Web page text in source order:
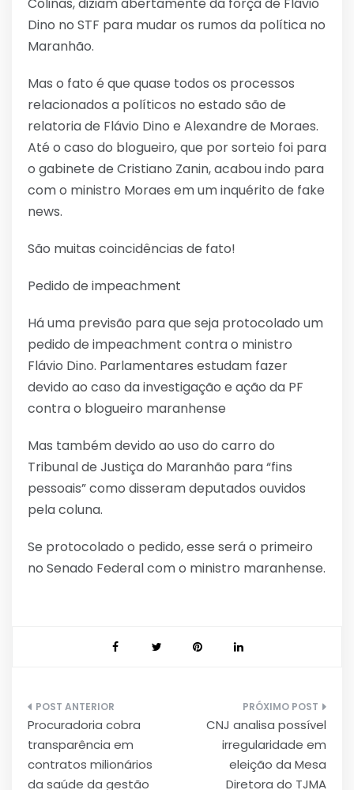
Dino no STF para mudar os rumos da política no
Maranhão.
Mas o fato é que quase todos os processos
relacionados a políticos no estado são de
relatoria de Flávio Dino e Alexandre de Moraes.
Até o caso do blogueiro, que por sorteio foi para
o gabinete de Cristiano Zanin, acabou indo para
com o ministro Moraes em um inquérito de fake
news.
São muitas coincidências de fato!
Pedido de impeachment
Há uma previsão para que seja protocolado um
pedido de impeachment contra o ministro
Flávio Dino. Parlamentares estudam fazer
devido ao caso da investigação e ação da PF
contra o blogueiro maranhense
Mas também devido ao uso do carro do
Tribunal de Justiça do Maranhão para “fins
pessoais” como disseram deputados ouvidos
pela coluna.
Se protocolado o pedido, esse será o primeiro
no Senado Federal com o ministro maranhense.
Navegação
de
Post
Procuradoria cobra
transparência em
contratos milionários
da saúde da gestão
CNJ analisa possível
irregularidade em
eleição da Mesa
Diretora do TJMA